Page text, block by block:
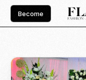
Become